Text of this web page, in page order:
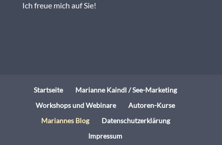
Ich freue mich auf Sie!
Startseite
Marianne Kaindl / See-Marketing
Workshops und Webinare
Autoren-Kurse
Mariannes Blog
Datenschutzerklärung
Impressum